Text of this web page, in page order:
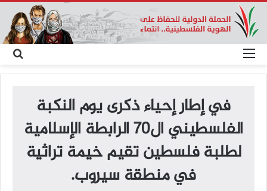
عن
القائمة
في إطار إحياء ذكرى يوم النكبة
الفلسطيني ال70 الرابطة الإسلامية
لطلبة فلسطين تقيم خيمة تراثية
في منطقة سيروب.